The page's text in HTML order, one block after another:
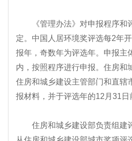
《管理办法》对申报程序
定。中国人居环境奖评选每2年
报年，奇数年为评选年。申报主
内，按照程序进行申报。住房和
住房和城乡建设主管部门和直辖
报材料，并于评选年的12月31日
住房和城乡建设部负责组建